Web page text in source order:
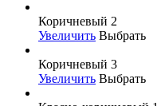
Коричневый 2
Увеличить Выбрать
Коричневый 3
Увеличить Выбрать